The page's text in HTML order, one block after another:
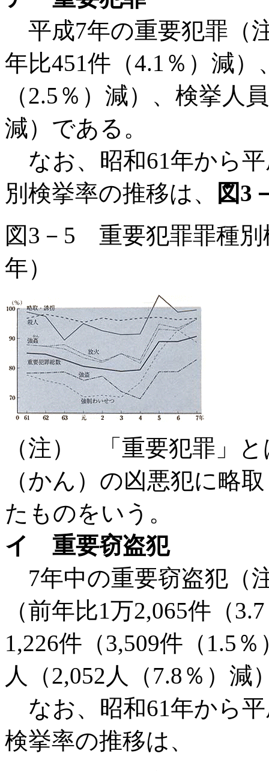
平成7年の重要犯罪（
年比451件（4.1％）減）
（2.5％）減）、検挙人
減）である。
なお、昭和61年から
別検挙率の推移は、
図3
図3－5 重要犯罪罪種別
年）
（注） 「重要犯罪」
（かん）の凶悪犯に略
たものをいう。
イ 重要窃盗犯
7年中の重要窃盗犯（
（前年比1万2,065件（
1,226件（3,509件（1.5
人（2,052人（7.8％）減
なお、昭和61年から
検挙率の推移は、